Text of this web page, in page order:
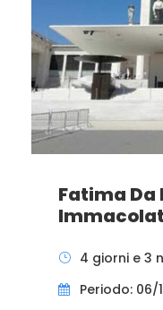
Fatima Da
4 giorni e 3
Periodo: